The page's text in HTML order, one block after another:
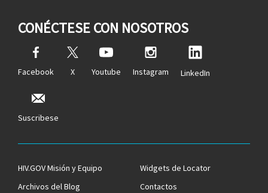
CONÉCTESE CON NOSOTROS
Facebook X Youtube Instagram LinkedIn
Suscribese
HIV.GOV Misión y Equipo
Widgets de Locator
Archivos del Blog
Contactos